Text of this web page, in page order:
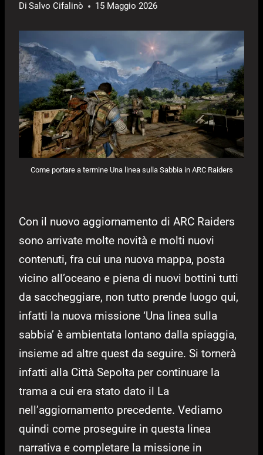
Di Salvo Cifalinò 15 Maggio 2026
Come portare a termine Una linea sulla Sabbia in ARC Raiders
Con il nuovo aggiornamento di ARC Raiders
sono arrivate molte novità e molti nuovi
contenuti, fra cui una nuova mappa, posta
vicino all’oceano e piena di nuovi bottini tutti
da saccheggiare, non tutto prende luogo qui,
infatti la nuova missione ‘Una linea sulla
sabbia’ è ambientata lontano dalla spiaggia,
insieme ad altre quest da seguire. Si tornerà
infatti alla Città Sepolta per continuare la
trama a cui era stato dato il La
nell’aggiornamento precedente. Vediamo
quindi come proseguire in questa linea
narrativa e completare la missione in